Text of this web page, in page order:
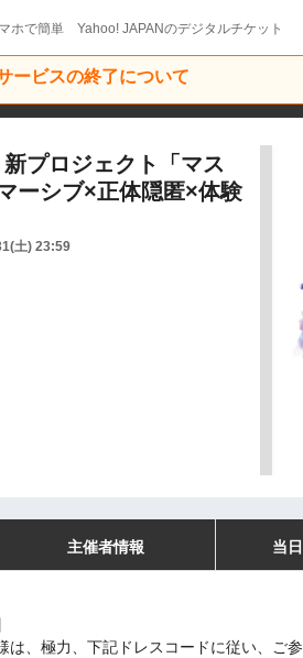
ホで簡単 Yahoo! JAPANのデジタルチケット
ービスの終了について
新プロジェクト「マス
ーシブ×正体隠匿×体験
土) 23:59
主催者情報 当
は、極力、下記ドレスコードに従い、ご